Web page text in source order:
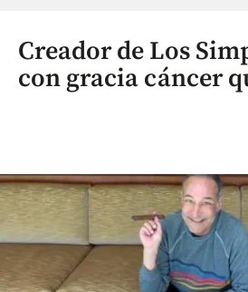
Creador de Los
con gracia cáncer